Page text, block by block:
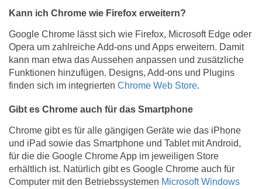
Kann ich Chrome wie Firefox erweitern?
Google Chrome lässt sich wie Firefox, Microsoft Edge oder
Opera um zahlreiche Add-ons und Apps erweitern. Damit
kann man etwa das Aussehen anpassen und zusätzliche
Funktionen hinzufügen. Designs, Add-ons und Plugins
finden sich im integrierten Chrome Web Store.
​Gibt es Chrome auch für das Smartphone
Chrome gibt es für alle gängigen Geräte wie das iPhone
und iPad sowie das Smartphone und Tablet mit Android,
für die die Google Chrome App im jeweiligen Store
erhältlich ist. Natürlich gibt es Google Chrome auch für
Computer mit den Betriebssystemen Microsoft Windows